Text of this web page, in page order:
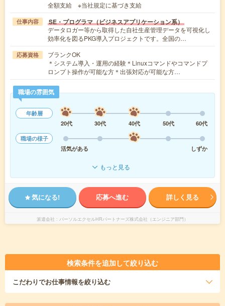
全額支給 ※当社規定に基づき支給
仕事内容 SE・プログラマ（ビジネスアプリケーション系）
データロガー等から取得した自社生産管理データを可視化し
効率化を図るPKG導入プロジェクトです。全国の…
応募資格
ブランクOK
＊システム導入・運用の経験＊Linuxコマンドやコマンドプ
ロンプト操作が可能な方＊出張対応が可能な方…
職場の雰囲気
年齢層
20代
30代 40代 50代
60代
職場の様子
活気がある
しずか
もっと見る
気になる! 応募へ進む 詳しく見る
派遣会社 パーソルエクセルHRパートナーズ株式会社（エンジニア部門）
検索条件を追加して絞り込む
こだわりでお仕事情報を絞り込む